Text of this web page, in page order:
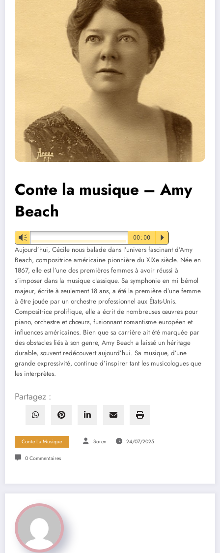
Conte la musique – Amy
Beach
Vm 00:00 P
Aujourd’hui, Cécile nous balade dans l’univers fascinant d’Amy
Beach, compositrice américaine pionnière du XIXe siècle. Née en
1867, elle est l’une des premières femmes à avoir réussi à
s’imposer dans la musique classique. Sa symphonie en mi bémol
majeur, écrite à seulement 18 ans, a été la première d’une femme
à être jouée par un orchestre professionnel aux États-Unis.
Compositrice prolifique, elle a écrit de nombreuses œuvres pour
piano, orchestre et chœurs, fusionnant romantisme européen et
influences américaines. Bien que sa carrière ait été marquée par
des obstacles liés à son genre, Amy Beach a laissé un héritage
durable, souvent redécouvert aujourd’hui. Sa musique, d’une
grande expressivité, continue d’inspirer tant les musicologues que
les interprètes.
Partagez :
Conte La Musique Soren 24/07/2025
0 Commentaires